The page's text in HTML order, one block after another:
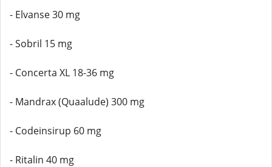
- Elvanse 30 mg
- Sobril 15 mg
- Concerta XL 18-36 mg
- Mandrax (Quaalude) 300 mg
- Codeinsirup 60 mg
- Ritalin 40 mg